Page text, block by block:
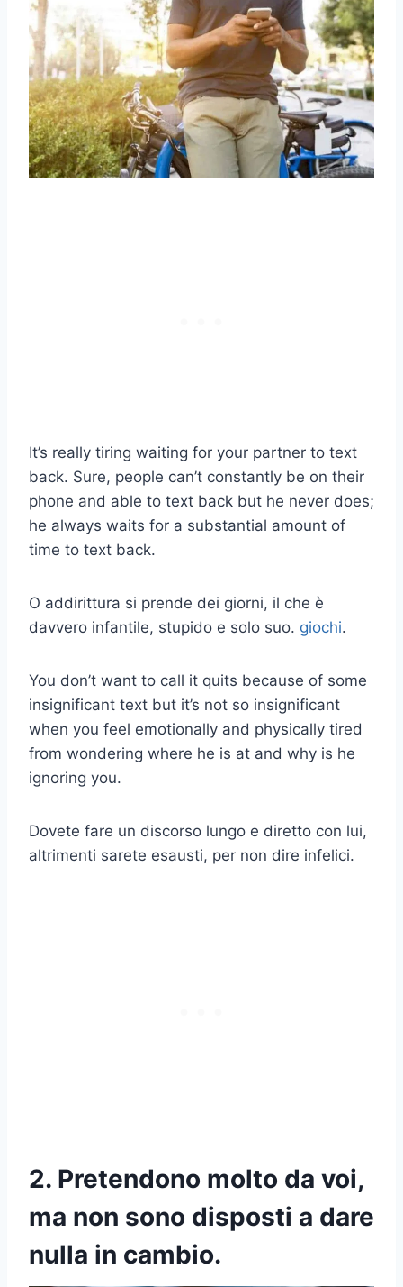
It’s really tiring waiting for your partner to text
back. Sure, people can’t constantly be on their
phone and able to text back but he never does;
he always waits for a substantial amount of
time to text back.
O addirittura si prende dei giorni, il che è
davvero infantile, stupido e solo suo. giochi.
You don’t want to call it quits because of some
insignificant text but it’s not so insignificant
when you feel emotionally and physically tired
from wondering where he is at and why is he
ignoring you.
Dovete fare un discorso lungo e diretto con lui,
altrimenti sarete esausti, per non dire infelici.
2. Pretendono molto da voi,
ma non sono disposti a dare
nulla in cambio.